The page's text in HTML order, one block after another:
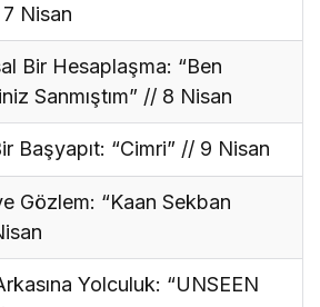
Nisan
Bir Hesaplaşma: “Ben
Sanmıştım” // 8 Nisan
Başyapıt: “Cimri” // 9 Nisan
Gözlem: “Kaan Sekban
Yolculuk: “UNSEEN